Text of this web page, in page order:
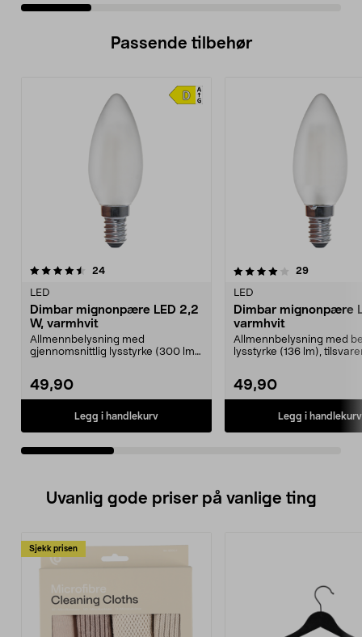
Passende tilbehør
24anmeldelser
LED
Dimbar mignonpære LED 2,2
W, varmhvit
Allmennbelysning med
gjennomsnittlig lysstyrke (300 lm),
49,90
Legg i handlekurv
4.0av 5 stjerner 29
LED
Dimbar mignonpære
varmhvit
Allmennbelysning med
lysstyrke (136 lm),
49,90
Legg i handlekurv
4.5av 5 stjerner
Uvanlig gode priser på vanlige ting
Sjekk prisen